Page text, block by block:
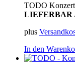
TODO
LIEFERBAR
plus
In den